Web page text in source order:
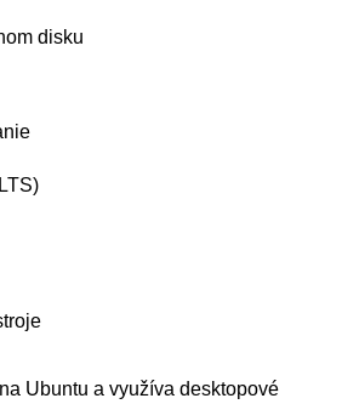
disku
Ubuntu a využíva desktopové